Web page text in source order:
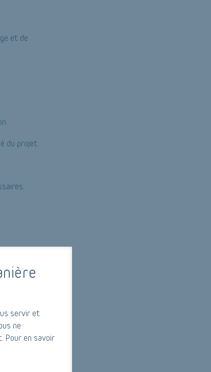
servir et
ne
Pour en savoir
et de
du projet.